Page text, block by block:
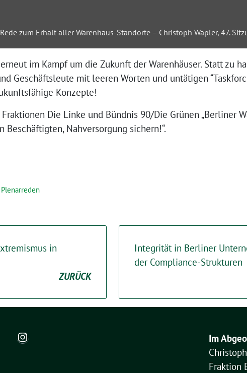
zum Erhalt aller Warenhaus-Standorte – Christoph Wapler, 47.
im Kampf um die Zukunft der Warenhäuser. Statt zu
Geschäftsleute mit leeren Worten und untätigen
Konzepte!
Die Linke und Bündnis 90/Die Grünen „Berliner
Nahversorgung sichern!“.
Plenarreden
in
ZURÜCK
Integrität in Berliner
der Compliance-Strukturen
Instagram
Im
Fraktion